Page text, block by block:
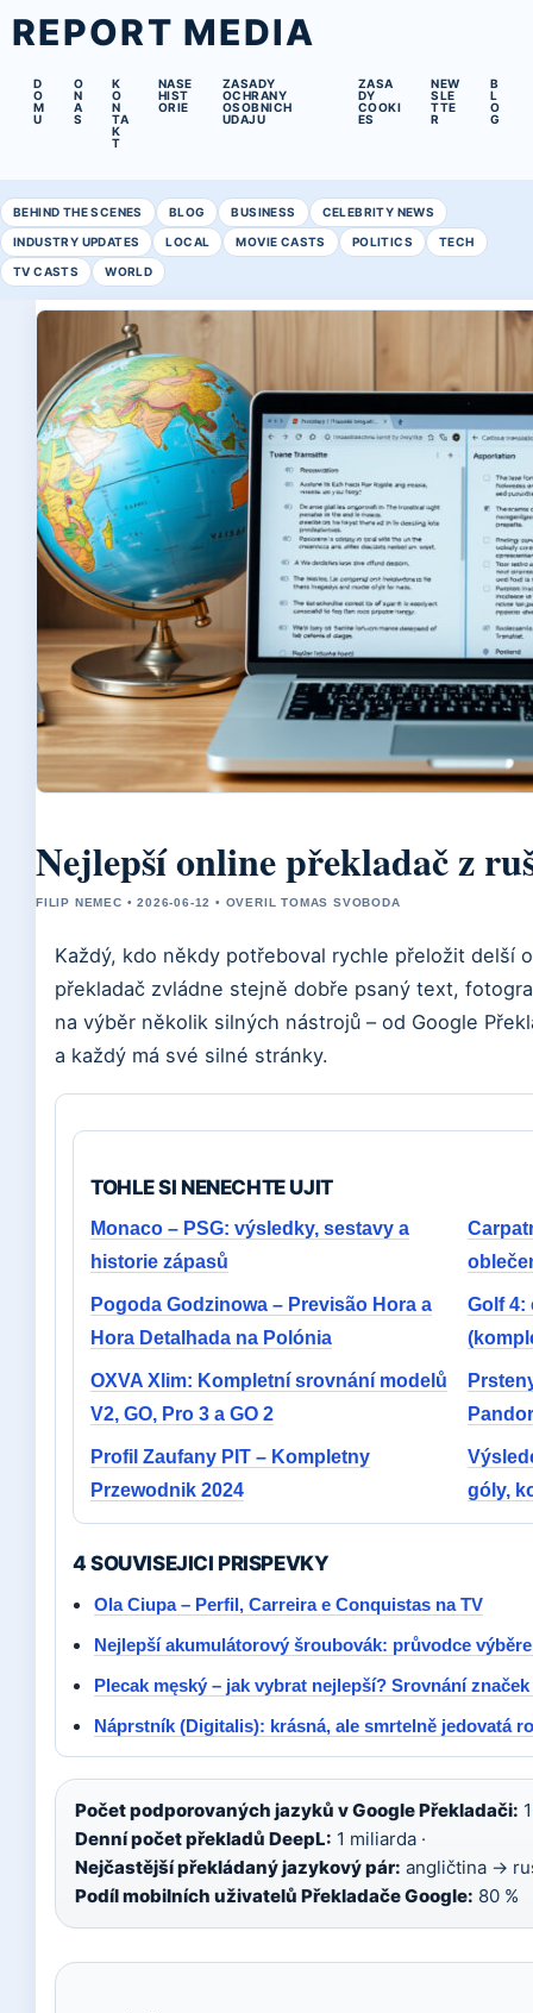
REPORT MEDIA
D
O
M
U
O
N
A
S
K
O
N
TA
K
T
NASE
HIST
ORIE
ZASADY
OCHRANY
OSOBNICH
UDAJU
ZASA
DY
COOKI
ES
NEW
SLE
TTE
R
B
L
O
G
BEHIND THE SCENES BLOG BUSINESS CELEBRITY NEWS
INDUSTRY UPDATES LOCAL MOVIE CASTS POLITICS TECH
TV CASTS WORLD
Nejlepší online překladač z
FILIP NEMEC • 2026-06-12 • OVERIL TOMAS SVOBODA
Každý, kdo někdy potřeboval rychle přeložit delší
překladač zvládne stejně dobře psaný text,
na výběr několik silných nástrojů – od Google
a každý má své silné stránky.
TOHLE SI NENECHTE UJIT
Monaco – PSG: výsledky, sestavy a
historie zápasů
Pogoda Godzinowa – Previsão Hora a
Hora Detalhada na Polónia
Golf 4:
OXVA Xlim: Kompletní srovnání modelů
V2, GO, Pro 3 a GO 2
Profil Zaufany PIT – Kompletny
Przewodnik 2024
góly,
4 SOUVISEJICI PRISPEVKY
Ola Ciupa – Perfil, Carreira e Conquistas na TV
Nejlepší akumulátorový šroubovák: průvodce
Plecak męský – jak vybrat nejlepší? Srovnání značek
Náprstník (Digitalis): krásná, ale smrtelně jedovatá
Počet podporovaných jazyků v Google Překladači:
Denní počet překladů DeepL: 1 miliarda ·
Nejčastější překládaný jazykový pár: angličtina →
Podíl mobilních uživatelů Překladače Google: 80 %